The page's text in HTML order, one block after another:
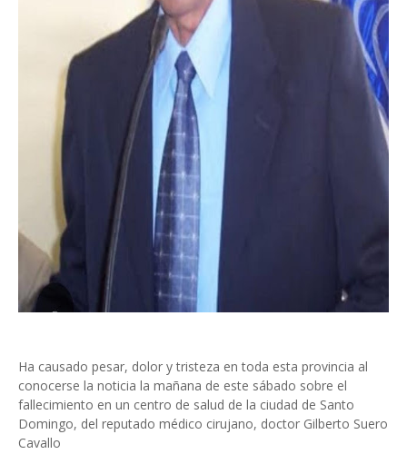
Ha causado pesar, dolor y tristeza en toda esta provincia al
conocerse la noticia la mañana de este sábado sobre el
fallecimiento en un centro de salud de la ciudad de Santo
Domingo, del reputado médico cirujano, doctor Gilberto Suero
Cavallo